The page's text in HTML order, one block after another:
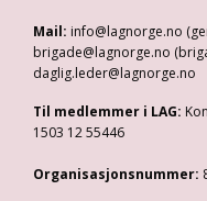
Mail: info@lagnorge.no
brigade@lagnorge.no
daglig.leder@lagnorge.no
Til medlemmer i LAG:
1503 12 55446
Organisasjonsnummer: